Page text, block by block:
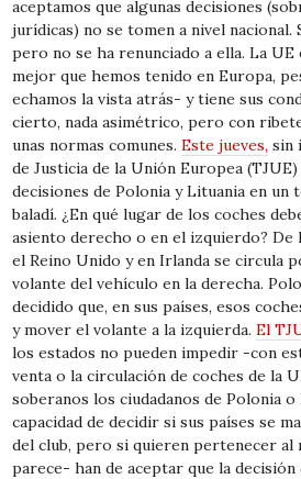
aceptamos que algunas decisiones
jurídicas) no se tomen a nivel nacional.
pero no se ha renunciado a ella. La
mejor que hemos tenido en Europa,
echamos la vista atrás- y tiene sus
cierto, nada asimétrico, pero con
unas normas comunes.Este jueves, sin
de Justicia de la Unión Europea
decisiones de Polonia y Lituania en un
baladí. ¿En qué lugar de los coches
asiento derecho o en el izquierdo? De
el Reino Unido y en Irlanda se circula
volante del vehículo en la derecha.
decidido que, en sus países, esos
y mover el volante a la izquierda.El
los estados no pueden impedir -con
venta o la circulación de coches de la
soberanos los ciudadanos de Polonia
capacidad de decidir si sus países se
del club, pero si quieren pertenecer al
parece- han de aceptar que la